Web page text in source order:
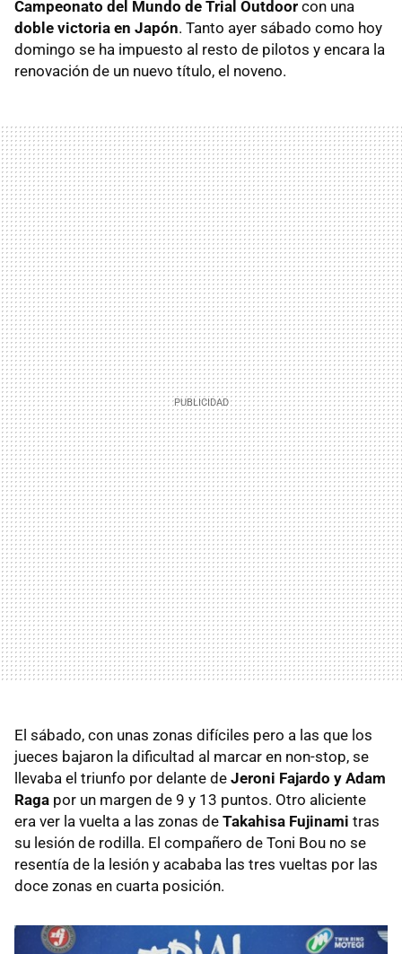
Campeonato del Mundo de Trial Outdoor con una
doble victoria en Japón. Tanto ayer sábado como hoy
domingo se ha impuesto al resto de pilotos y encara la
renovación de un nuevo título, el noveno.
El sábado, con unas zonas difíciles pero a las que los
jueces bajaron la dificultad al marcar en non-stop, se
llevaba el triunfo por delante de Jeroni Fajardo y Adam
Raga por un margen de 9 y 13 puntos. Otro aliciente
era ver la vuelta a las zonas de Takahisa Fujinami tras
su lesión de rodilla. El compañero de Toni Bou no se
resentía de la lesión y acababa las tres vueltas por las
doce zonas en cuarta posición.